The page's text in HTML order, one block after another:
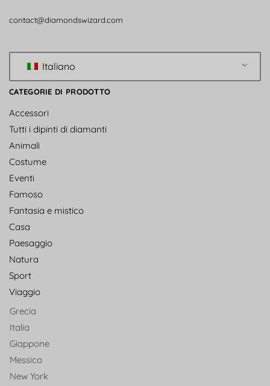
contact@diamondswizard.com
Italiano
CATEGORIE DI PRODOTTO
Accessori
Tutti i dipinti di diamanti
Animali
Costume
Eventi
Famoso
Fantasia e mistico
Casa
Paesaggio
Natura
Sport
Viaggio
Grecia
Italia
Giappone
Messico
New York